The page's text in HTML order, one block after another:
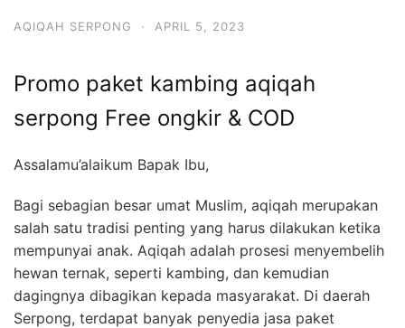
AQIQAH SERPONG · APRIL 5, 2023
Promo paket kambing aqiqah
serpong Free ongkir & COD
Assalamu’alaikum Bapak Ibu,
Bagi sebagian besar umat Muslim, aqiqah merupakan
salah satu tradisi penting yang harus dilakukan ketika
mempunyai anak. Aqiqah adalah prosesi menyembelih
hewan ternak, seperti kambing, dan kemudian
dagingnya dibagikan kepada masyarakat. Di daerah
Serpong, terdapat banyak penyedia jasa paket